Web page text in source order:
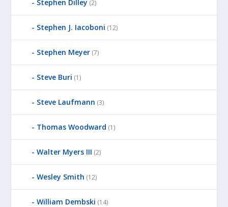
Stephen Dilley (2)
Stephen J. Iacoboni (12)
Stephen Meyer (7)
Steve Buri (1)
Steve Laufmann (3)
Thomas Woodward (1)
Walter Myers III (2)
Wesley Smith (12)
William Dembski (14)